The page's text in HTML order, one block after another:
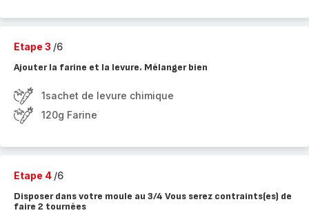
Etape 3 /6
Ajouter la farine et la levure. Mélanger bien
1sachet de levure chimique
120g Farine
Etape 4 /6
Disposer dans votre moule au 3/4 Vous serez contraints(es) de
faire 2 tournées